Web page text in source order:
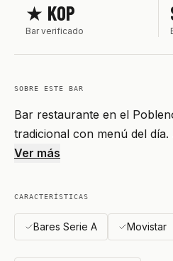
★ KOP
Bar verificado
SOBRE ESTE BAR
Bar restaurante en el
tradicional con menú del
Ver más
CARACTERÍSTICAS
Bares Serie A Movistar